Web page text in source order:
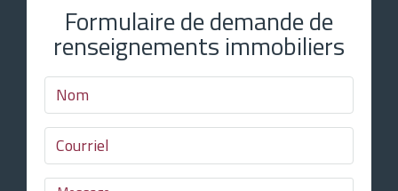
Formulaire de demande de
renseignements immobiliers